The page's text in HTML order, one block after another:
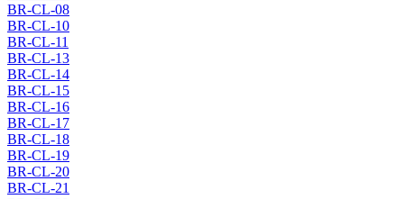
BR-CL-08
BR-CL-10
BR-CL-11
BR-CL-13
BR-CL-14
BR-CL-15
BR-CL-16
BR-CL-17
BR-CL-18
BR-CL-19
BR-CL-20
BR-CL-21